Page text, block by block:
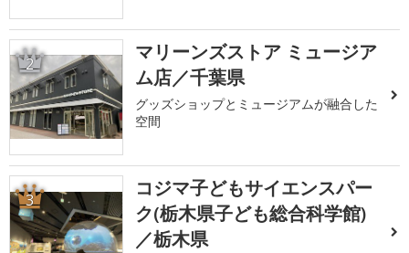
2
マリーンズストア ミュージア
ム店／千葉県
グッズショップとミュージアムが融合した
空間
3
コジマ子どもサイエンスパー
ク(栃木県子ども総合科学館)
／栃木県